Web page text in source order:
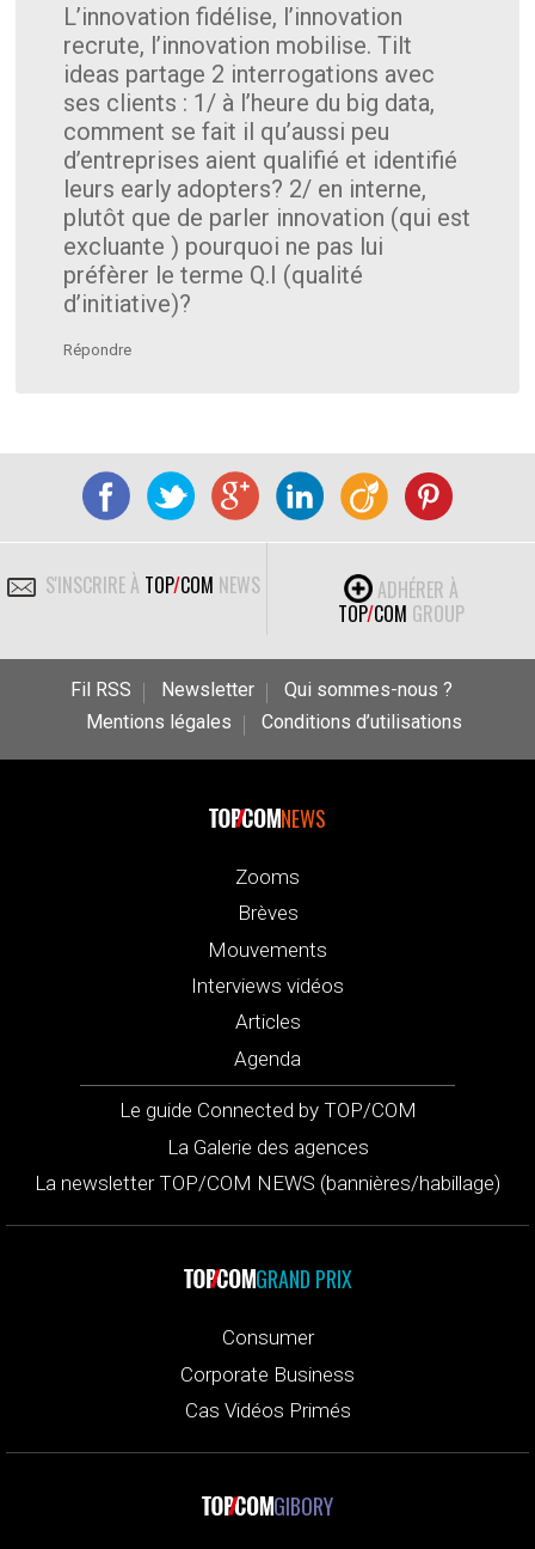
L’innovation fidélise, l’innovation
recrute, l’innovation mobilise. Tilt
ideas partage 2 interrogations avec
ses clients : 1/ à l’heure du big data,
comment se fait il qu’aussi peu
d’entreprises aient qualifié et identifié
leurs early adopters? 2/ en interne,
plutôt que de parler innovation (qui est
excluante ) pourquoi ne pas lui
préfèrer le terme Q.I (qualité
d’initiative)?
Répondre
S'INSCRIRE À TOP/COM NEWS
ADHÉRER À
TOP/COM GROUP
Fil RSS Newsletter
Qui sommes-nous ?
Mentions légales
Conditions d’utilisations
NEWS
Zooms
Brèves
Mouvements
Interviews vidéos
Articles
Agenda
Le guide Connected by TOP/COM
La Galerie des agences
La newsletter TOP/COM NEWS (bannières/habillage)
GRAND PRIX
Consumer
Corporate Business
Cas Vidéos Primés
GIBORY